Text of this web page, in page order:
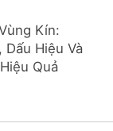
Kín:
Dấu Hiệu Và
Quả